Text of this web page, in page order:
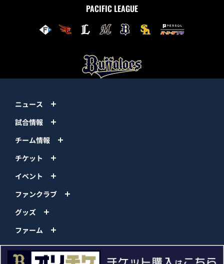
PACIFIC LEAGUE
ニュース
試合情報
チーム情報
チケット
イベント
ファンクラブ
グッズ
ファーム
エンタメ